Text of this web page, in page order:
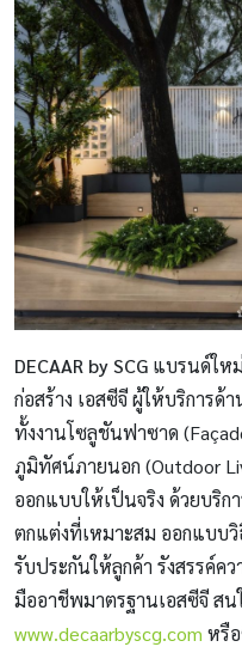
DECAAR by SCG แบรนด์ให
ก่อสร้าง เอสซีจี ผู้ให้บริการด้
ทั้งงานโซลูชันฟาซาด
ภูมิทัศน์ภายนอก (Outdoor
ออกแบบให้เป็นจริง ด้วยบริก
ตกแต่งที่เหมาะสม ออกแบบ
รับประกันให้ลูกค้า รังสรรค์ค
มืออาชีพมาตรฐานเอสซีจี สน
www.decaarbyscg.com หรื